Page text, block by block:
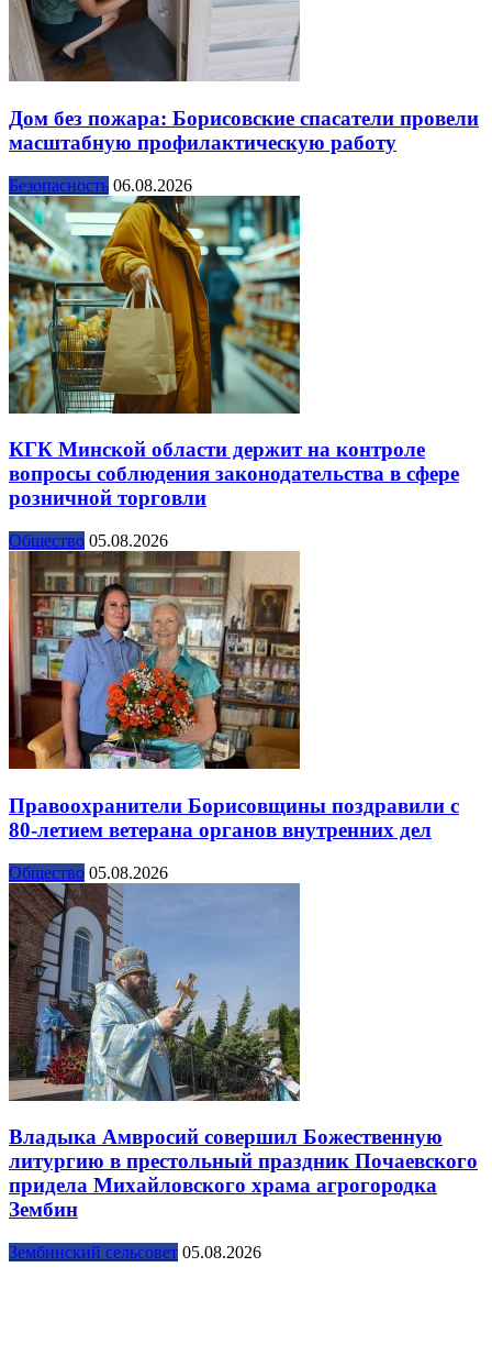
Дом без пожара: Борисовские спасатели провели
масштабную профилактическую работу
Безопасность 06.08.2026
КГК Минской области держит на контроле
вопросы соблюдения законодательства в сфере
розничной торговли
Общество 05.08.2026
Правоохранители Борисовщины поздравили с
80-летием ветерана органов внутренних дел
Общество 05.08.2026
Владыка Амвросий совершил Божественную
литургию в престольный праздник Почаевского
придела Михайловского храма агрогородка
Зембин
Зембинский сельсовет 05.08.2026